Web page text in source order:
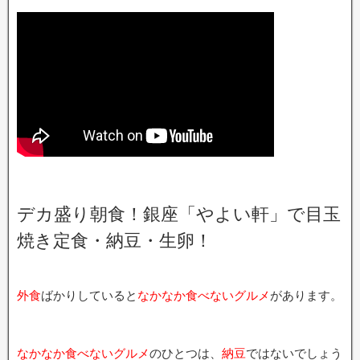
デカ盛り朝食！銀座「やよい軒」で目玉
焼き定食・納豆・生卵！
外食ばかりしていると なかなか食べないグルメ があります。
なかなか食べないグルメのひとつは、 納豆ではないでしょう